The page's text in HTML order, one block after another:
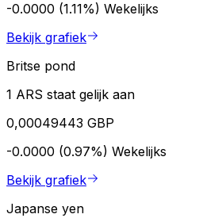
-0.0000 (1.11%) Wekelijks
Bekijk grafiek
Britse pond
1 ARS staat gelijk aan
0,00049443 GBP
-0.0000 (0.97%) Wekelijks
Bekijk grafiek
Japanse yen